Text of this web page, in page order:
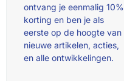
ontvang je eenmalig 10%
korting en ben je als
eerste op de hoogte van
nieuwe artikelen, acties,
en alle ontwikkelingen.